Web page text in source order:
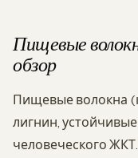
Пищевые
обзор
Пищевые волокна
лигнин,
человеческого